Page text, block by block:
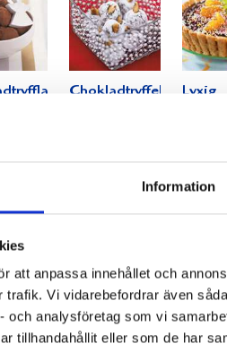
Information
att anpassa innehållet och
Vi vidarebefordrar även
och analysföretag som vi
tillhandahållit eller som de har
Chokladtryffel
Lyxig